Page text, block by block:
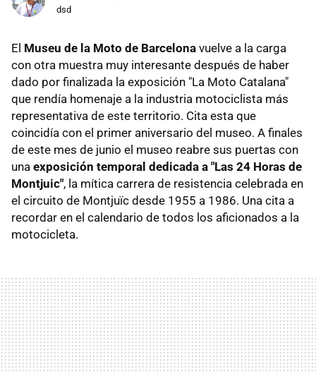
dsd
El Museu de la Moto de Barcelona vuelve a la carga
con otra muestra muy interesante después de haber
dado por finalizada la exposición "La Moto Catalana"
que rendía homenaje a la industria motociclista más
representativa de este territorio. Cita esta que
coincidía con el primer aniversario del museo. A finales
de este mes de junio el museo reabre sus puertas con
una exposición temporal dedicada a "Las 24 Horas de
Montjuic", la mítica carrera de resistencia celebrada en
el circuito de Montjuïc desde 1955 a 1986. Una cita a
recordar en el calendario de todos los aficionados a la
motocicleta.